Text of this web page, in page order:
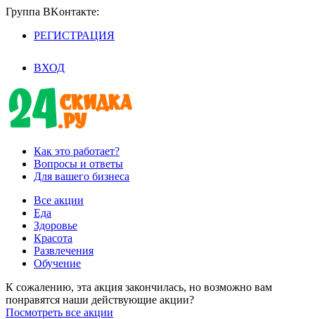
Группа BKoнтaктe:
РЕГИСТРАЦИЯ
ВХОД
Как это работает?
Вопросы и ответы
Для вашего бизнеса
Все акции
Еда
Здоровье
Красота
Развлечения
Обучение
К сожалению, эта акция закончилась, но возможно вам
понравятся наши действующие акции?
Посмотреть все акции